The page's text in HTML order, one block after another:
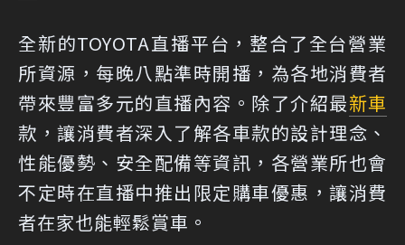
全新的TOYOTA直播平台，整合了全台營業
所資源，每晚八點準時開播，為各地消費者
帶來豐富多元的直播內容。除了介紹最新車
款，讓消費者深入了解各車款的設計理念、
性能優勢、安全配備等資訊，各營業所也會
不定時在直播中推出限定購車優惠，讓消費
者在家也能輕鬆賞車。